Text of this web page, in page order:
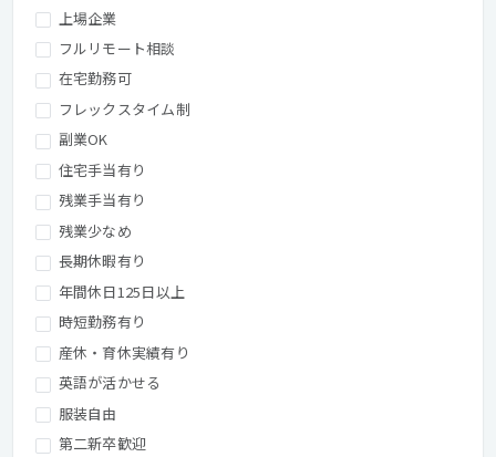
上場企業
フルリモート相談
在宅勤務可
フレックスタイム制
副業OK
住宅手当有り
残業手当有り
残業少なめ
長期休暇有り
年間休日125日以上
時短勤務有り
産休・育休実績有り
英語が活かせる
服装自由
第二新卒歓迎